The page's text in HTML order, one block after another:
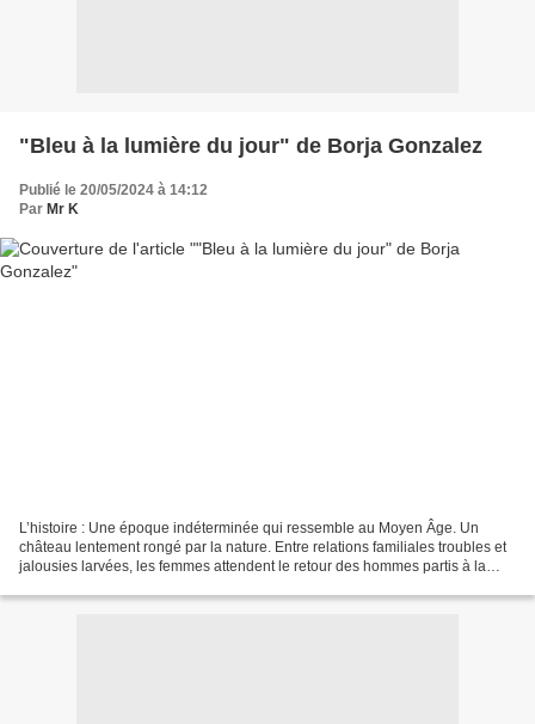
"Bleu à la lumière du jour" de Borja Gonzalez
Publié le 20/05/2024 à 14:12
Par Mr K
L’histoire : Une époque indéterminée qui ressemble au Moyen Âge. Un
château lentement rongé par la nature. Entre relations familiales troubles et
jalousies larvées, les femmes attendent le retour des hommes partis à la